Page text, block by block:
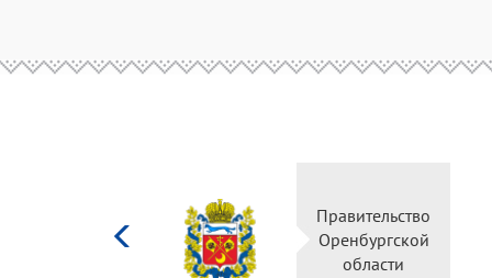
Правительство
Оренбургской
области